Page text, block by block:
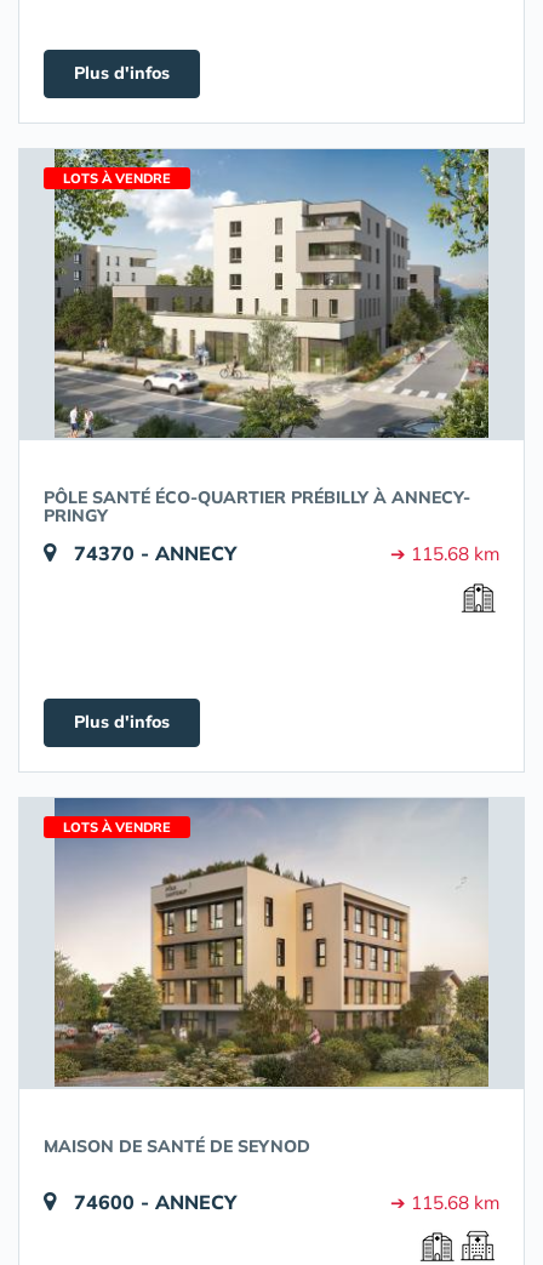
Plus d'infos
LOTS À VENDRE
PÔLE SANTÉ ÉCO-QUARTIER PRÉBILLY À ANNECY-
PRINGY
74370 - ANNECY ➔ 115.68 km
Plus d'infos
LOTS À VENDRE
MAISON DE SANTÉ DE SEYNOD
74600 - ANNECY ➔ 115.68 km